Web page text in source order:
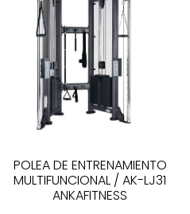
POLEA DE ENTRENAMIENTO
MULTIFUNCIONAL / AK-LJ31
ANKAFITNESS